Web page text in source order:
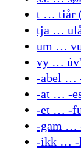
t … tiår
tja …
um …
vy …
-abel …
-at … -
-et … -
-gam …
-ikk … -